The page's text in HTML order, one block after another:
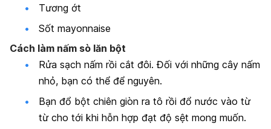
Tương ớt
Sốt mayonnaise
Cách làm nấm sò lăn bột
Rửa sạch nấm rồi cắt đôi. Đối với những cây nấm
nhỏ, bạn có thể để nguyên.
Bạn đổ bột chiên giòn ra tô rồi đổ nước vào từ
từ cho tới khi hỗn hợp đạt độ sệt mong muốn.